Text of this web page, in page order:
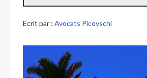
Ecrit par : Avocats Picovschi